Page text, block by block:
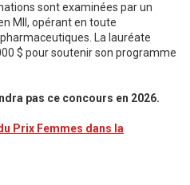
sont examinées par un
MII, opérant en toute
La lauréate
$ pour soutenir son programme
pas ce concours en 2026.
Prix Femmes dans la